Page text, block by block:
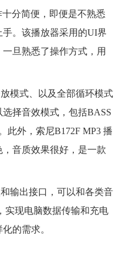
分简便，即便是不熟悉
。该播放器采用的UI界
旦熟悉了操作方式，用
模式、以及全部循环模式
择音效模式，包括BASS
此外，索尼B172F MP3 播
音质效果很好，是一款
输出接口，可以和各类音
实现电脑数据传输和充电
的需求。